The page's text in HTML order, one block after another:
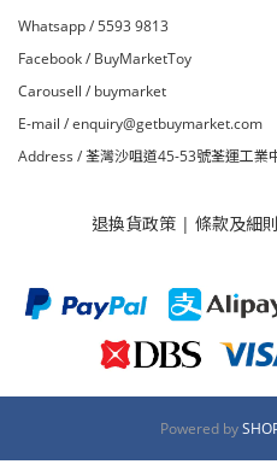
Whatsapp / 5593 9813
Facebook / BuyMarketToy
Carousell / buymarket
E-mail /enquiry@getbuymarket.com
Address / 荃灣沙咀道45-53號荃運工業
退換貨政策 | 條款及細則
Powered by